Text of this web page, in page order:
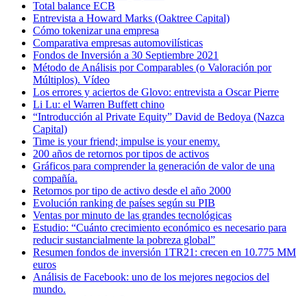
Total balance ECB
Entrevista a Howard Marks (Oaktree Capital)
Cómo tokenizar una empresa
Comparativa empresas automovilísticas
Fondos de Inversión a 30 Septiembre 2021
Método de Análisis por Comparables (o Valoración por
Múltiplos). Vídeo
Los errores y aciertos de Glovo: entrevista a Oscar Pierre
Li Lu: el Warren Buffett chino
“Introducción al Private Equity” David de Bedoya (Nazca
Capital)
Time is your friend; impulse is your enemy.
200 años de retornos por tipos de activos
Gráficos para comprender la generación de valor de una
compañía.
Retornos por tipo de activo desde el año 2000
Evolución ranking de países según su PIB
Ventas por minuto de las grandes tecnológicas
Estudio: “Cuánto crecimiento económico es necesario para
reducir sustancialmente la pobreza global”
Resumen fondos de inversión 1TR21: crecen en 10.775 MM
euros
Análisis de Facebook: uno de los mejores negocios del
mundo.